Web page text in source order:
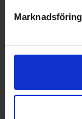
Marknadsföring
Kapacitet frys (l):
Vikt (kg):
Energiklass: